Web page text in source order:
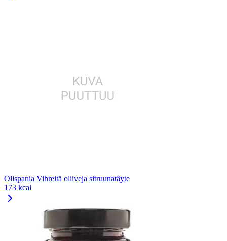
Olispania Vihreitä oliiveja sitruunatäyte
173 kcal